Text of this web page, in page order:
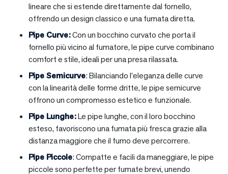
lineare che si estende direttamente dal fornello,
offrendo un design classico e una fumata diretta.
Pipe Curve:Con un bocchino curvato che porta il
fornello più vicino al fumatore, le pipe curve combinano
comfort e stile, ideali per una presa rilassata.
Pipe Semicurve: Bilanciando l’eleganza delle curve
con la linearità delle forme dritte, le pipe semicurve
offrono un compromesso estetico e funzionale.
Pipe Lunghe:Le pipe lunghe, con il loro bocchino
esteso, favoriscono una fumata più fresca grazie alla
distanza maggiore che il fumo deve percorrere.
Pipe Piccole: Compatte e facili da maneggiare, le pipe
piccole sono perfette per fumate brevi, unendo